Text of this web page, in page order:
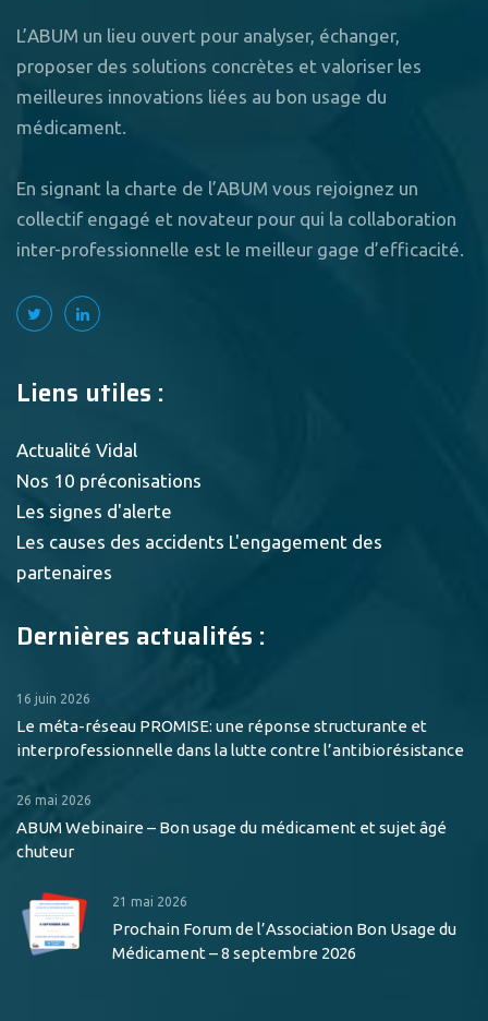
L’ABUM un lieu ouvert pour analyser, échanger,
proposer des solutions concrètes et valoriser les
meilleures innovations liées au bon usage du
médicament.
En signant la charte de l’ABUM vous rejoignez un
collectif engagé et novateur pour qui la collaboration
inter-professionnelle est le meilleur gage d’efficacité.
Liens utiles :
Actualité Vidal
Nos 10 préconisations
Les signes d'alerte
Les causes des accidents L'engagement des
partenaires
Dernières actualités :
16 juin 2026
Le méta-réseau PROMISE: une réponse structurante et
interprofessionnelle dans la lutte contre l’antibiorésistance
26 mai 2026
ABUM Webinaire – Bon usage du médicament et sujet âgé
chuteur
21 mai 2026
Prochain Forum de l’Association Bon Usage du
Médicament – 8 septembre 2026